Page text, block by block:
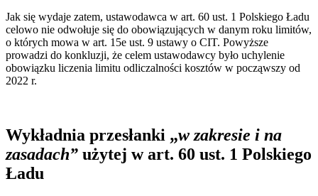
Jak się wydaje zatem, ustawodawca w art. 60 ust. 1 Polskiego Ładu
celowo nie odwołuje się do obowiązujących w danym roku limitów,
o których mowa w art. 15e ust. 9 ustawy o CIT. Powyższe
prowadzi do konkluzji, że celem ustawodawcy było uchylenie
obowiązku liczenia limitu odliczalności kosztów w począwszy od
2022 r.
Wykładnia przesłanki „w zakresie i na
zasadach” użytej w art. 60 ust. 1 Polskiego
Ładu